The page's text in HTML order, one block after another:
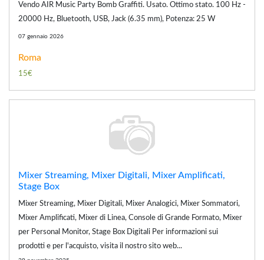
Vendo AIR Music Party Bomb Graffiti. Usato. Ottimo stato. 100 Hz -
20000 Hz, Bluetooth, USB, Jack (6.35 mm), Potenza: 25 W
07 gennaio 2026
Roma
15€
Mixer Streaming, Mixer Digitali, Mixer Amplificati,
Stage Box
Mixer Streaming, Mixer Digitali, Mixer Analogici, Mixer Sommatori,
Mixer Amplificati, Mixer di Linea, Console di Grande Formato, Mixer
per Personal Monitor, Stage Box Digitali Per informazioni sui
prodotti e per l'acquisto, visita il nostro sito web...